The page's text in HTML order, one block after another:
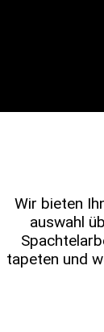
Wir bieten
auswahl
tapeten und